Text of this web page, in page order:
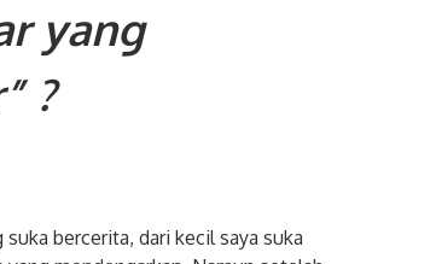
yang
?
bercerita, dari kecil saya suka